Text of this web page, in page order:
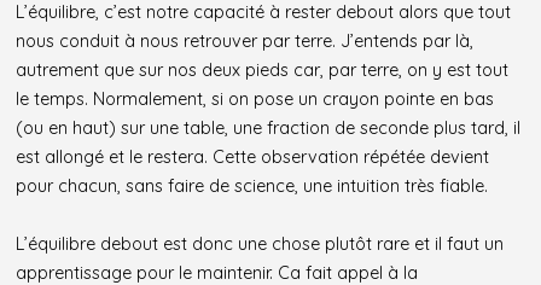
L’équilibre, c’est notre capacité à rester debout alors que tout
nous conduit à nous retrouver par terre. J’entends par là,
autrement que sur nos deux pieds car, par terre, on y est tout
le temps. Normalement, si on pose un crayon pointe en bas
(ou en haut) sur une table, une fraction de seconde plus tard, il
est allongé et le restera. Cette observation répétée devient
pour chacun, sans faire de science, une intuition très fiable.
L’équilibre debout est donc une chose plutôt rare et il faut un
apprentissage pour le maintenir. Ca fait appel à la